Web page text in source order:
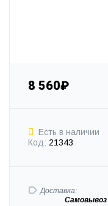
8 560₽
Есть в наличии
Код: 21343
Доставка:
Самовывоз